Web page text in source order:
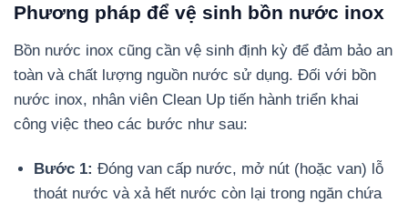
Phương pháp để vệ sinh bồn nước inox
Bồn nước inox cũng cần vệ sinh định kỳ để đảm bảo an
toàn và chất lượng nguồn nước sử dụng. Đối với bồn
nước inox, nhân viên Clean Up tiến hành triển khai
công việc theo các bước như sau:
Bước 1: Đóng van cấp nước, mở nút (hoặc van) lỗ
thoát nước và xả hết nước còn lại trong ngăn chứa